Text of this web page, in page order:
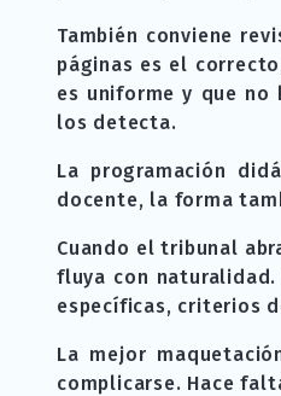
También conviene
páginas es el
es uniforme y que no
los detecta.
La programación
docente, la forma
Cuando el tribunal
fluya con
específicas, criterios
La mejor
complicarse. Hace